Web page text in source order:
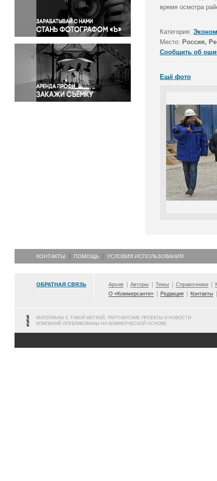
Правосудие
Происшествия и конфликты
Религия
Светская жизнь
Спорт
Экология
Экономика и бизнес
время осмотра
Категория:
Место: Россия,
Сообщить об
Ещё фото
КОНТАКТЫ ПОМОЩЬ УСЛОВИЯ ИСПОЛЬЗОВАНИЯ
ОБРАТНАЯ СВЯЗЬ Архив Авторы Темы Справочники
О «Коммерсанте»
Редакция Контакты
МАТЕРИАЛЫ С ТАКОЙ МЕТКОЙ, ПАРТНЕРСКИЕ ПРОЕКТЫ И НОВОСТИ
КОМПАНИЙ ОПУБЛИКОВАНЫ НА КОММЕРЧЕСКОЙ ОСНОВЕ